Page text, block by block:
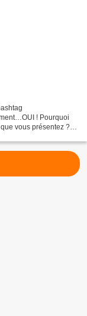
! Pourquoi
vous présentez ?